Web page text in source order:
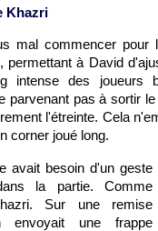
Khazri
mal commencer pour
permettant à David
intense des joueurs
parvenant pas à sortir
l'étreinte. Cela
corner joué long.
avait besoin d'un geste
la partie. Comme
Sur une remise
envoyait une frappe